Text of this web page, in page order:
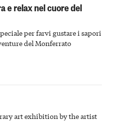
e relax nel cuore del
per farvi gustare i sapori
del Monferrato
art exhibition by the artist